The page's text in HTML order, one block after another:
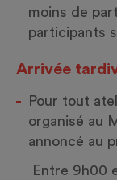
moins de
participants
Arrivée
Pour tout
organisé au
annoncé au
Entre 9h00